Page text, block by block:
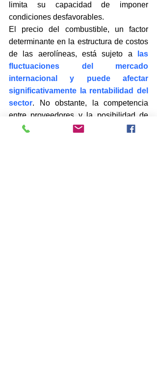
limita su capacidad de imponer
condiciones desfavorables.
El precio del combustible, un factor
determinante en la estructura de costos
de las aerolíneas, está sujeto a
las
fluctuaciones del mercado
internacional y puede afectar
significativamente la rentabilidad del
sector. No obstante, la competencia
entre proveedores y la posibilidad de
diversificar las fuentes de suministro